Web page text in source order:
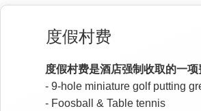
度假村费
度假村费是酒店强制收取的一项
- 9-hole miniature golf putting
- Foosball & Table tennis